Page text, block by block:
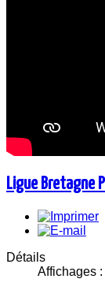
Ligue Bretagne
Détails
Affichages